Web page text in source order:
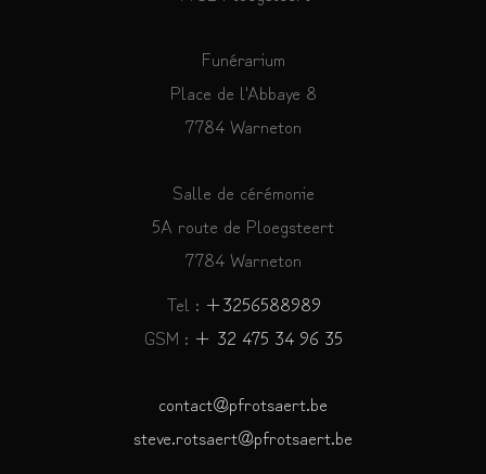
Funérarium
Place de l'Abbaye 8
7784 Warneton
Salle de cérémonie
5A route de Ploegsteert
7784 Warneton
Tel : +3256588989
GSM : + 32 475 34 96 35
contact@pfrotsaert.be
steve.rotsaert@pfrotsaert.be